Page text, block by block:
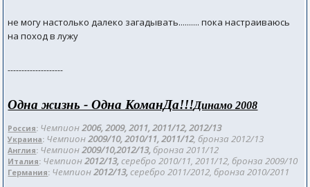
не могу настолько далеко загадывать.......... пока настраиваюсь
на поход в лужу
--------------------
Одна жизнь - Одна КоманДа!!!Динамо 2008
Россия: Чемпион2006, 2009, 2011, 2011/12, 2012/13
Украина: Чемпион2009/10, 2010/11, 2011/12, бронза 2012/13
Англия: Чемпион2009/10,2012/13, бронза 2011/12
Италия: Чемпион2012/13, серебро 2010/11, 2011/12, бронза 2009/10
Германия: Чемпион2012/13, серебро 2011/2012, бронза 2010/2011